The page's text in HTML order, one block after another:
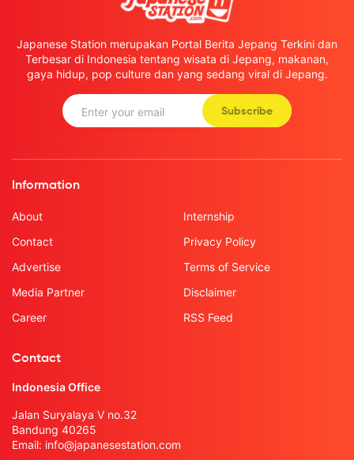
Japanese Station merupakan Portal Berita Jepang Terkini dan
Terbesar di Indonesia tentang wisata di Jepang, makanan,
gaya hidup, pop culture dan yang sedang viral di Jepang.
Subscribe
Information
About
Contact
Advertise
Media Partner
Career
Internship
Privacy Policy
Terms of Service
Disclaimer
RSS Feed
Contact
Indonesia Office
Jalan Suryalaya V no.32
Bandung 40265
Email: info@japanesestation.com